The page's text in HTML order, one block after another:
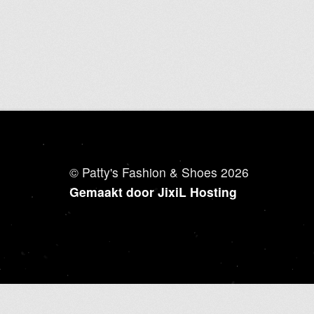
© Patty's Fashion & Shoes 2026
Gemaakt door JixiL Hosting